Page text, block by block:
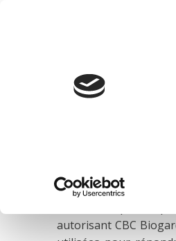
Accueil
INFORMATION
conformément à
autorisant CBC